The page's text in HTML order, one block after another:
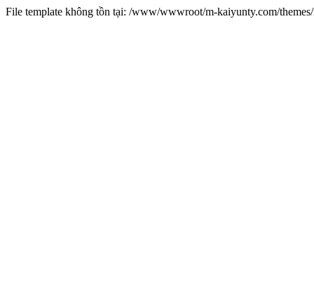
File template không tồn tại: /www/wwwroot/m-kaiyunty.com/